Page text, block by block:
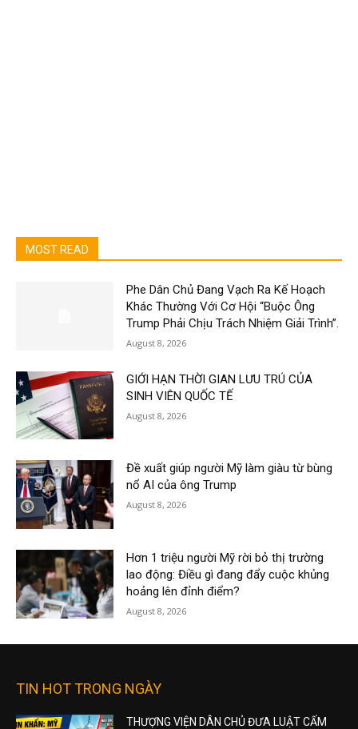
MOST READ
Phe Dân Chủ Đang Vạch Ra Kế Hoạch
Khác Thường Với Cơ Hội “Buộc Ông
Trump Phải Chịu Trách Nhiệm Giải Trình”.
August 8, 2026
GIỚI HẠN THỜI GIAN LƯU TRÚ CỦA
SINH VIÊN QUỐC TẾ
August 8, 2026
Đề xuất giúp người Mỹ làm giàu từ bùng
nổ AI của ông Trump
August 8, 2026
Hơn 1 triệu người Mỹ rời bỏ thị trường
lao động: Điều gì đang đẩy cuộc khủng
hoảng lên đỉnh điểm?
August 8, 2026
TIN HOT TRONG NGÀY
THƯỢNG VIỆN DÂN CHỦ ĐƯA LUẬT CẤM